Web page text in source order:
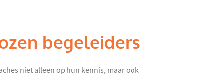
begeleiders
niet alleen op hun kennis, maar ook